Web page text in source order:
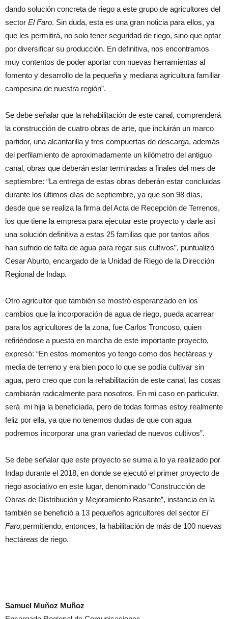
dando solución concreta de riego a este grupo de agricultores del
sector El Faro. Sin duda, esta es una gran noticia para ellos, ya
que les permitirá, no solo tener seguridad de riego, sino que optar
por diversificar su producción. En definitiva, nos encontramos
muy contentos de poder aportar con nuevas herramientas al
fomento y desarrollo de la pequeña y mediana agricultura familiar
campesina de nuestra región”.
Se debe señalar que la rehabilitación de este canal, comprenderá
la construcción de cuatro obras de arte, que incluirán un marco
partidor, una alcantarilla y tres compuertas de descarga, además
del perfilamiento de aproximadamente un kilómetro del antiguo
canal, obras que deberán estar terminadas a finales del mes de
septiembre: “La entrega de estas obras deberán estar concluidas
durante los últimos días de septiembre, ya que son 98 días,
desde que se realiza la firma del Acta de Recepción de Terrenos,
los que tiene la empresa para ejecutar este proyecto y darle así
una solución definitiva a estas 25 familias que por tantos años
han sufrido de falta de agua para regar sus cultivos”, puntualizó
Cesar Aburto, encargado de la Unidad de Riego de la Dirección
Regional de Indap.
Otro agricultor que también se mostró esperanzado en los
cambios que la incorporación de agua de riego, pueda acarrear
para los agricultores de la zona, fue Carlos Troncoso, quien
refiriéndose a puesta en marcha de este importante proyecto,
expresó: “En estos momentos yo tengo como dos hectáreas y
media de terreno y era bien poco lo que se podía cultivar sin
agua, pero creo que con la rehabilitación de este canal, las cosas
cambiarán radicalmente para nosotros. En mi caso en particular,
será mi hija la beneficiada, pero de todas formas estoy realmente
feliz por ella, ya que no tenemos dudas de que con agua
podremos incorporar una gran variedad de nuevos cultivos”.
Se debe señalar que este proyecto se suma a lo ya realizado por
Indap durante el 2018, en donde se ejecutó el primer proyecto de
riego asociativo en este lugar, denominado “Construcción de
Obras de Distribución y Mejoramiento Rasante”, instancia en la
también se benefició a 13 pequeños agricultores del sector El
Faro,permitiendo, entonces, la habilitación de más de 100 nuevas
hectáreas de riego.
Samuel Muñoz Muñoz